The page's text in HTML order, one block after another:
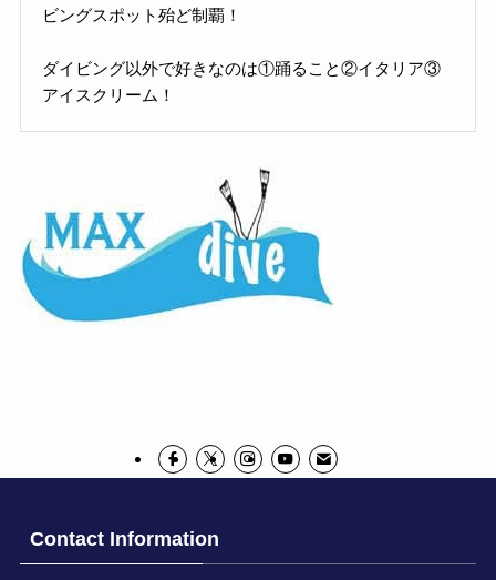
ビングスポット殆ど制覇！
ダイビング以外で好きなのは①踊ること②イタリア③
アイスクリーム！
Contact Information